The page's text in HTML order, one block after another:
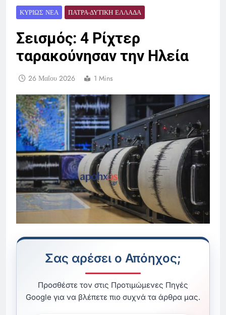
ΚΥΡΊΩΣ ΝΈΑ ΠΆΤΡΑ-ΔΥΤΙΚΉ ΕΛΛΆΔΑ
Σεισμός: 4 Ρίχτερ
ταρακούνησαν την Ηλεία
26 Μαΐου 2026 1 Mins
Σας αρέσει ο Απόηχος;
Προσθέστε τον στις Προτιμώμενες Πηγές
Google για να βλέπετε πιο συχνά τα άρθρα μας.